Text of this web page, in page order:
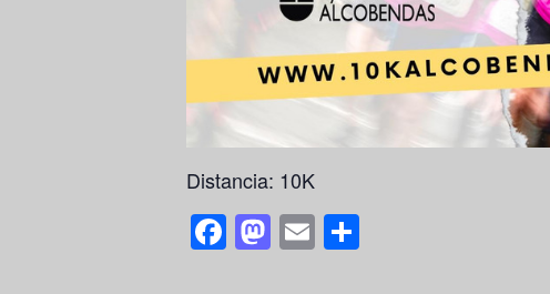
Distancia: 10K
F
a
M
a
E
m